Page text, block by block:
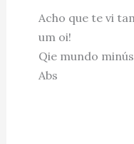
Acho que te vi
um oi!
Qie mundo
Abs